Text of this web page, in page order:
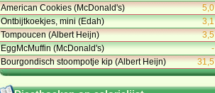
American Cookies (McDonald's)
5,0
Ontbijtkoekjes, mini (Edah)
3,1
Tompoucen (Albert Heijn)
3,5
EggMcMuffin (McDonald's)
-
Bourgondisch stoompotje kip (Albert Heijn)
31,5